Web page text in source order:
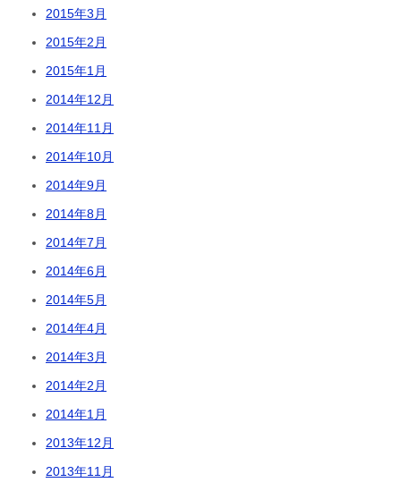
2015年3月
2015年2月
2015年1月
2014年12月
2014年11月
2014年10月
2014年9月
2014年8月
2014年7月
2014年6月
2014年5月
2014年4月
2014年3月
2014年2月
2014年1月
2013年12月
2013年11月